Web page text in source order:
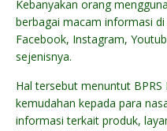
Kebanyakan orang
berbagai macam informasi
Facebook, Instagram,
sejenisnya.
Hal tersebut menuntut
kemudahan kepada para
informasi terkait produk,